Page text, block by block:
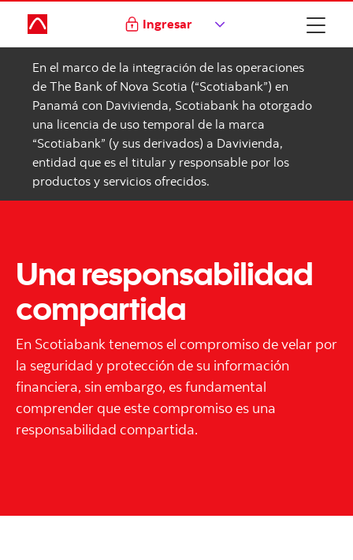
Ingresar
En el marco de la integración de las operaciones
de The Bank of Nova Scotia (“Scotiabank”) en
Panamá con Davivienda, Scotiabank ha otorgado
una licencia de uso temporal de la marca
“Scotiabank” (y sus derivados) a Davivienda,
entidad que es el titular y responsable por los
productos y servicios ofrecidos.
Una responsabilidad
compartida
En Scotiabank tenemos el compromiso de velar por
la seguridad y protección de su información
financiera, sin embargo, es fundamental
comprender que este compromiso es una
responsabilidad compartida.